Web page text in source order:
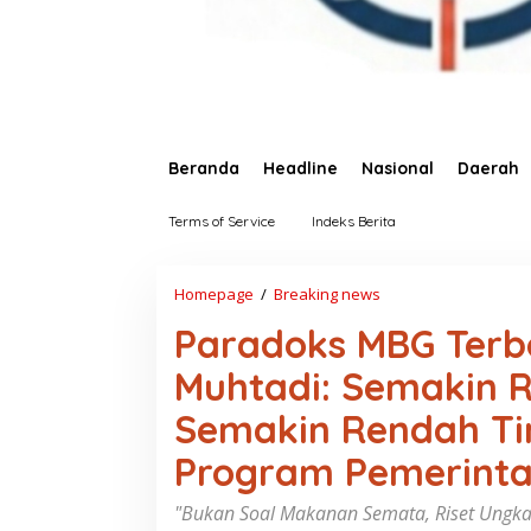
Beranda Headline Nasional Daerah
Terms of Service Indeks Berita
Homepage / Breaking news
r
a
d
o
k
s
M
B
G
Paradoks MBG
Muhtadi: Semakin
Semakin Rendah
Program
"Bukan Soal Makanan Semata, Riset